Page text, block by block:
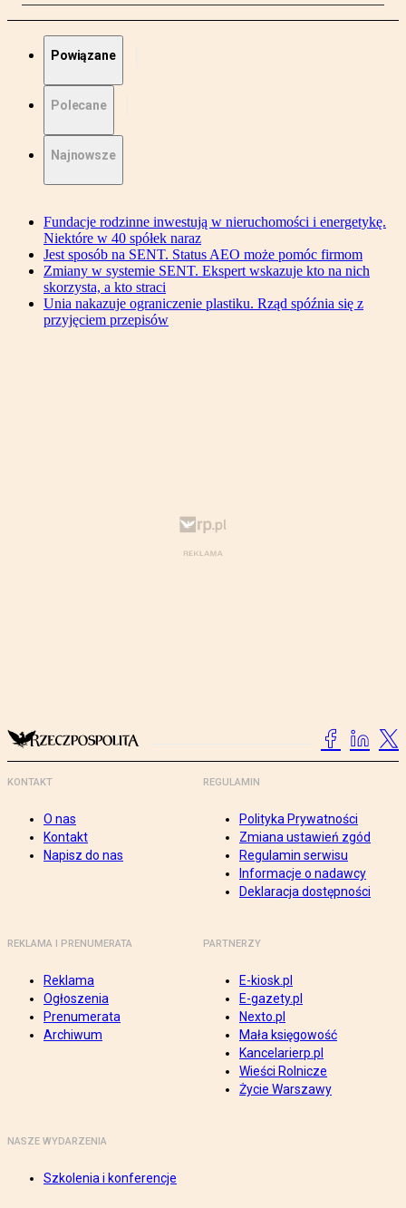
Powiązane
Polecane
Najnowsze
Fundacje rodzinne inwestują w nieruchomości i energetykę.
Niektóre w 40 spółek naraz
Jest sposób na SENT. Status AEO może pomóc firmom
Zmiany w systemie SENT. Ekspert wskazuje kto na nich
skorzysta, a kto straci
Unia nakazuje ograniczenie plastiku. Rząd spóźnia się z
przyjęciem przepisów
KONTAKT
O nas
Kontakt
Napisz do nas
REGULAMIN
Polityka Prywatności
Zmiana ustawień zgód
Regulamin serwisu
Informacje o nadawcy
Deklaracja dostępności
REKLAMA I PRENUMERATA
Reklama
Ogłoszenia
Prenumerata
Archiwum
PARTNERZY
E-kiosk.pl
E-gazety.pl
Nexto.pl
Mała księgowość
Kancelarierp.pl
Wieści Rolnicze
Życie Warszawy
NASZE WYDARZENIA
Szkolenia i konferencje